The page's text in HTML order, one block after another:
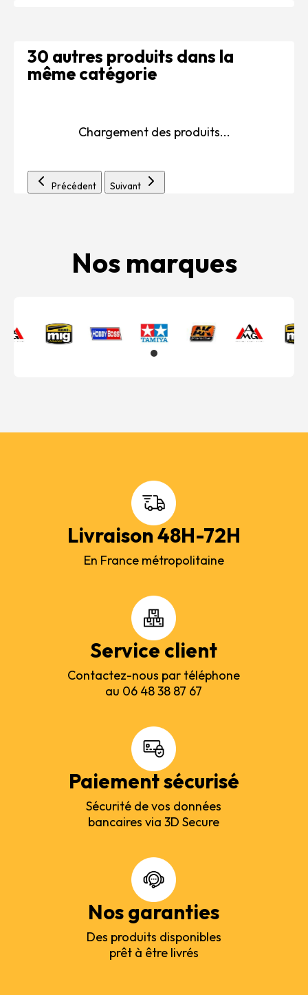
30 autres produits dans la
même catégorie
Chargement des produits...
Précédent Suivant
Nos marques
Livraison 48H-72H
En France métropolitaine
Service client
Contactez-nous par téléphone
au 06 48 38 87 67
Paiement sécurisé
Sécurité de vos données
bancaires via 3D Secure
Nos garanties
Des produits disponibles
prêt à être livrés